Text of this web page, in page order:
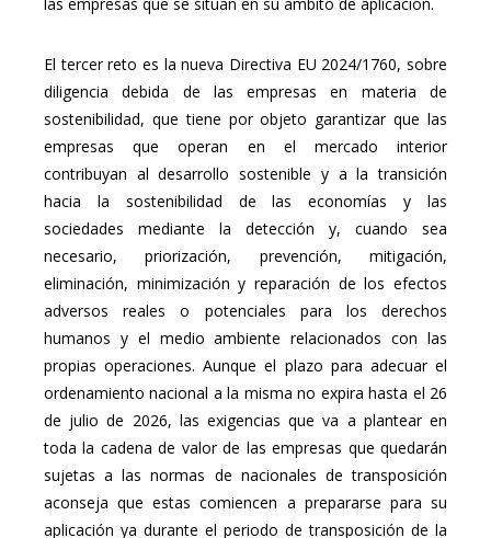
El tercer reto es la nueva Directiva EU 2024/1760, sobre
diligencia debida de las empresas en materia de
sostenibilidad, que tiene por objeto garantizar que las
empresas que operan en el mercado interior
contribuyan al desarrollo sostenible y a la transición
hacia la sostenibilidad de las economías y las
sociedades mediante la detección y, cuando sea
necesario, priorización, prevención, mitigación,
eliminación, minimización y reparación de los efectos
adversos reales o potenciales para los derechos
humanos y el medio ambiente relacionados con las
propias operaciones. Aunque el plazo para adecuar el
ordenamiento nacional a la misma no expira hasta el 26
de julio de 2026, las exigencias que va a plantear en
toda la cadena de valor de las empresas que quedarán
sujetas a las normas de nacionales de transposición
aconseja que estas comiencen a prepararse para su
aplicación ya durante el periodo de transposición de la